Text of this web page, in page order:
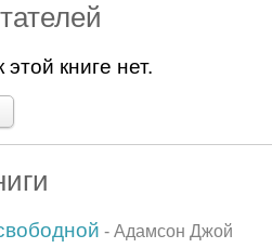
книге нет.
- Адамсон Джой